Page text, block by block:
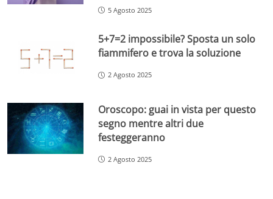
5 Agosto 2025
5+7=2 impossibile? Sposta un solo
fiammifero e trova la soluzione
2 Agosto 2025
Oroscopo: guai in vista per questo
segno mentre altri due
festeggeranno
2 Agosto 2025